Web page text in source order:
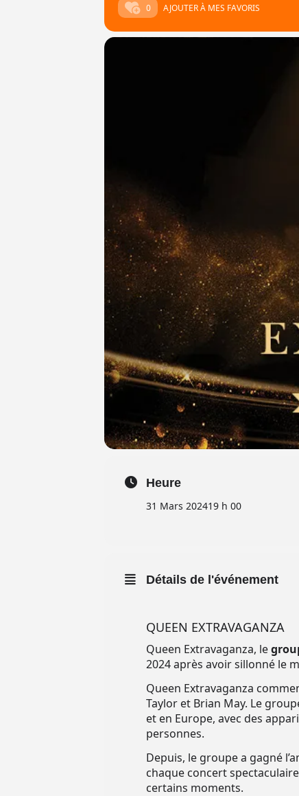
0
AJOUTER À MES FAVORIS
Heure
31 Mars 202419 h 00
Détails de l'événement
QUEEN EXTRAVAGANZA
Queen Extravaganza, le
2024 après avoir sillonné le
Queen Extravaganza
Taylor et Brian May. Le
et en Europe, avec des
personnes.
Depuis, le groupe a gagné
chaque concert
certains moments.